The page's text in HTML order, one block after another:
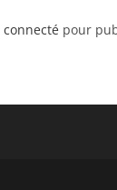
connecté pour